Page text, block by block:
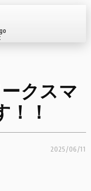
ークスマ
！
2025/06/11